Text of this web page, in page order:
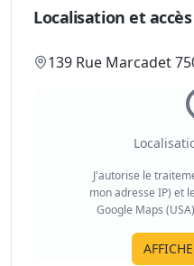
Localisation et accès
139 Rue Marcadet
J'autorise le
mon adresse IP) et
Google Maps